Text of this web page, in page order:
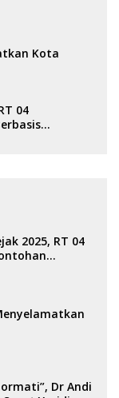
Kota
04
2025, RT 04
Dr Andi